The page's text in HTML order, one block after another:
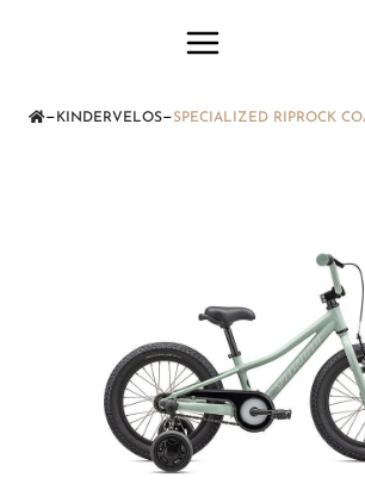
— KINDERVELOS—SPECIALIZED RIPROCK